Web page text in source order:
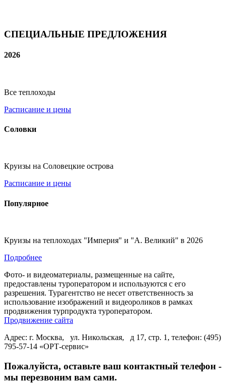
СПЕЦИАЛЬНЫЕ ПРЕДЛОЖЕНИЯ
2026
Все теплоходы
Расписание и цены
Соловки
Круизы на Соловецкие острова
Расписание и цены
Популярное
Круизы на теплоходах "Империя" и "А. Великий" в 2026
Подробнее
Фото- и видеоматериалы, размещенные на сайте,
предоставлены туроператором и используются с его
разрешения. Турагентство не несет ответственность за
использование изображений и видеороликов в рамках
продвижения турпродукта туроператором.
Продвижение сайта
Адрес: г. Москва, ул. Никольская, д 17, стр. 1, телефон: (495)
795-57-14 «ОРТ-сервис»
Пожалуйста, оставьте ваш контактный телефон -
мы перезвоним вам сами.